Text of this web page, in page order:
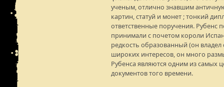
ученым, отлично знавшим
картин, статуй и монет ; тонкий
ответственные поручения. Рубенс
принимали с почетом короли
редкость образованный (он
широких интересов, он много
Рубенса являются одним из самых
документов того времени.